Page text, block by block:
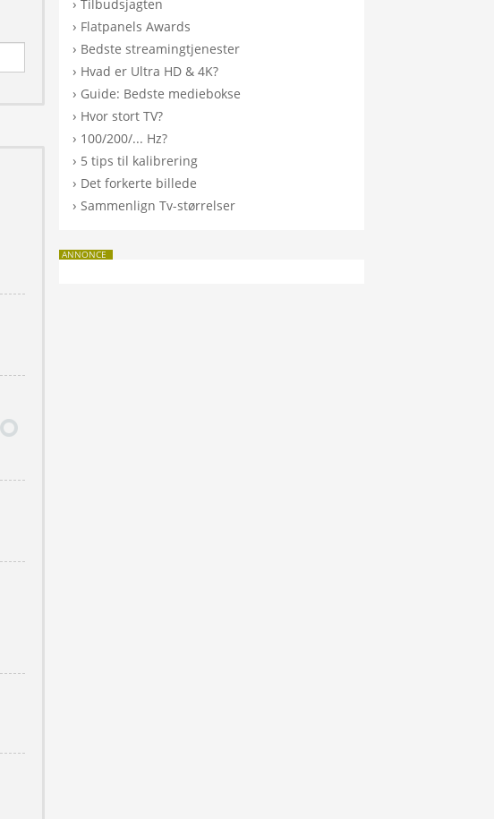
›Tilbudsjagten
› Flatpanels Awards
› Bedste streamingtjenester
› Hvad er Ultra HD & 4K?
› Guide: Bedste mediebokse
› Hvor stort TV?
› 100/200/... Hz?
› 5 tips til kalibrering
› Det forkerte billede
›Sammenlign Tv-størrelser
ANNONCE